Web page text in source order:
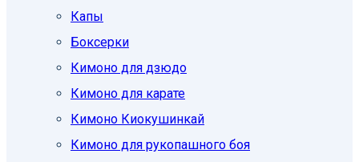
Капы
Боксерки
Кимоно для дзюдо
Кимоно для карате
Кимоно Киокушинкай
Кимоно для рукопашного боя